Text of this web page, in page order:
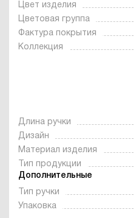
Цвет изделия
Цветовая группа
Фактура покрытия
Коллекция
Длина ручки
Дизайн
Материал изделия
Тип продукции
Дополнительные
Тип ручки
Упаковка